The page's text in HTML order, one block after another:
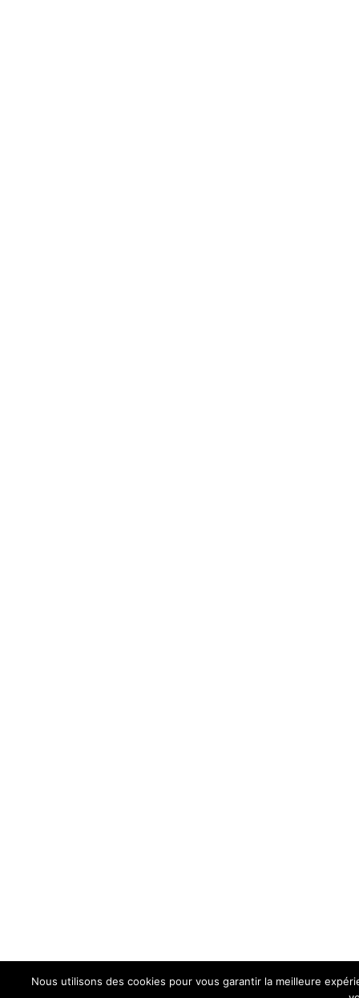
Nous utilisons des cookies pour vous garantir la meilleure